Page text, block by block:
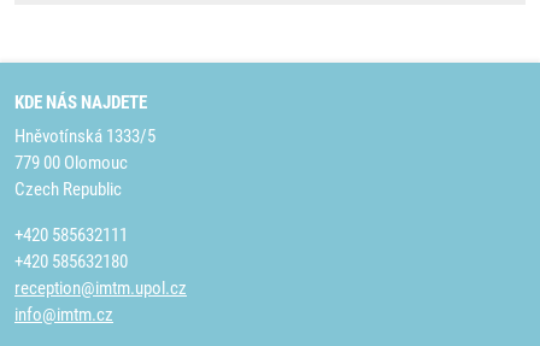
KDE NÁS NAJDETE
Hněvotínská 1333/5
779 00 Olomouc
Czech Republic
+420 585632111
+420 585632180
reception@imtm.upol.cz
info@imtm.cz